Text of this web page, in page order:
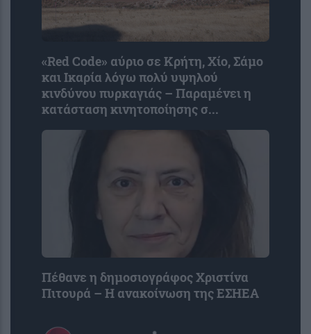
«Red Code» αύριο σε Κρήτη, Χίο, Σάμο
και Ικαρία λόγω πολύ υψηλού
κινδύνου πυρκαγιάς – Παραμένει η
κατάσταση κινητοποίησης σ...
Πέθανε η δημοσιογράφος Χριστίνα
Πιτουρά – Η ανακοίνωση της ΕΣΗΕΑ